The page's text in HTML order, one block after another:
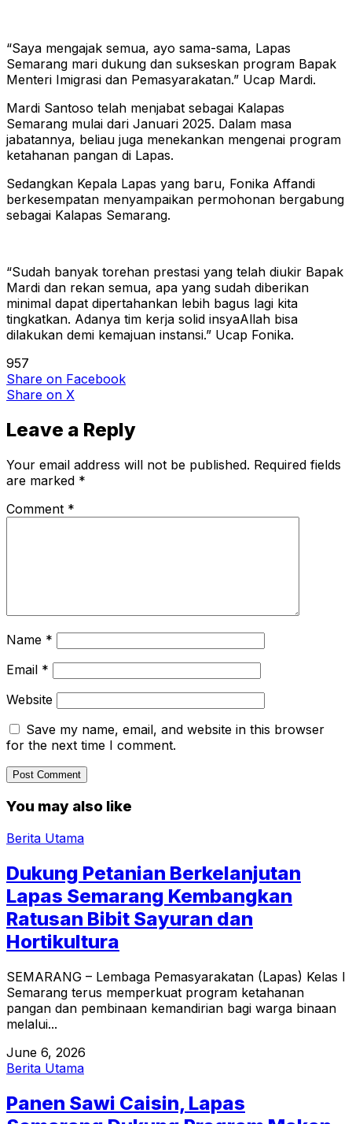
“Saya mengajak semua, ayo sama-sama, Lapas
Semarang mari dukung dan sukseskan program Bapak
Menteri Imigrasi dan Pemasyarakatan.” Ucap Mardi.
Mardi Santoso telah menjabat sebagai Kalapas
Semarang mulai dari Januari 2025. Dalam masa
jabatannya, beliau juga menekankan mengenai program
ketahanan pangan di Lapas.
Sedangkan Kepala Lapas yang baru, Fonika Affandi
berkesempatan menyampaikan permohonan bergabung
sebagai Kalapas Semarang.
“Sudah banyak torehan prestasi yang telah diukir Bapak
Mardi dan rekan semua, apa yang sudah diberikan
minimal dapat dipertahankan lebih bagus lagi kita
tingkatkan. Adanya tim kerja solid insyaAllah bisa
dilakukan demi kemajuan instansi.” Ucap Fonika.
957
Share on Facebook
Share on X
Leave a Reply
Your email address will not be published. Required fields
are marked *
Comment *
Name *
Email *
Website
Save my name, email, and website in this browser
for the next time I comment.
You may also like
Berita Utama
Dukung Petanian Berkelanjutan
Lapas Semarang Kembangkan
Ratusan Bibit Sayuran dan
Hortikultura
SEMARANG – Lembaga Pemasyarakatan (Lapas) Kelas I
Semarang terus memperkuat program ketahanan
pangan dan pembinaan kemandirian bagi warga binaan
melalui...
June 6, 2026
Berita Utama
Panen Sawi Caisin, Lapas